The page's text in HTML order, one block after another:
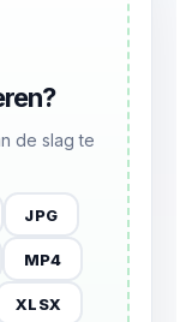
de slag te
JPG
MP4
XLSX